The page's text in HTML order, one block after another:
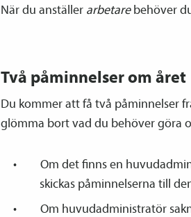
När du anställer arbetarebehöver
Två påminnelser om året
Du kommer att få två påminnelser
glömma bort vad du behöver göra
Om det finns en
skickas påminnelserna till
Om huvud­­administratör